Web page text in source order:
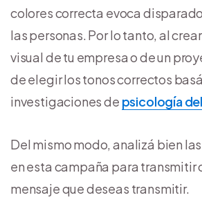
colores correcta evoca
las personas. Por lo tanto, al
visual de tu empresa o de un
de elegir los tonos correctos
investigaciones de psicología
Del mismo modo, analizá bien
en esta campaña para transmitir
mensaje que deseas transmitir.